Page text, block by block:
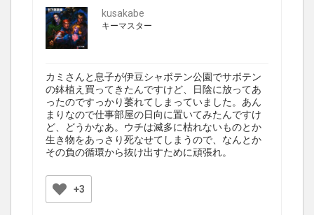
kusakabe
キーマスター
カミさんと息子が伊豆シャボテン公園でサボテン
の鉢植え買ってきたんですけど、日陰に放ってあ
ったのですっかり萎れてしまっていました。あん
まりなので仕事部屋の日向に置いてみたんですけ
ど、どうかなあ。ウチは滅多に枯れないものとか
生き物をあっさり死なせてしまうので、なんとか
その負の循環から抜け出すために頑張れ。
+3